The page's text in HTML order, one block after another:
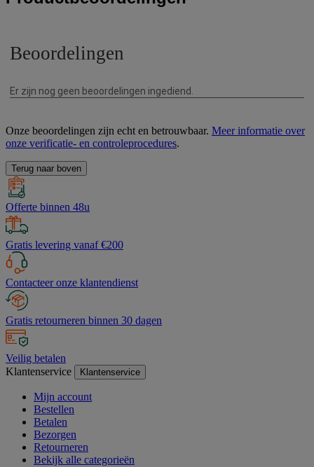
Onze beoordelingen zijn echt en betrouwbaar. Meer informatie over
onze verificatie- en controleprocedures.
Terug naar boven
Offerte binnen 48u
Gratis levering vanaf €200
Contacteer onze klantendienst
Gratis retourneren binnen 30 dagen
Veilig betalen
Klantenservice
Klantenservice
Mijn account
Bestellen
Betalen
Bezorgen
Retourneren
Bekijk alle categorieën